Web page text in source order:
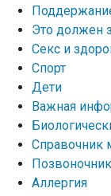
Это должен
Секс и
Спорт
Дети
Важная
Справочник
Позвоночник
Аллергия